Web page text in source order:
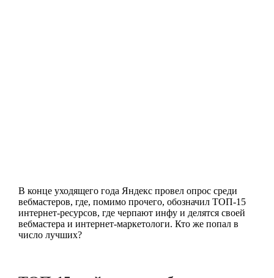
В конце уходящего года Яндекс провел опрос среди
вебмастеров, где, помимо прочего, обозначил ТОП-15
интернет-ресурсов, где черпают инфу и делятся своей
вебмастера и интернет-маркетологи. Кто же попал в
число лучших?